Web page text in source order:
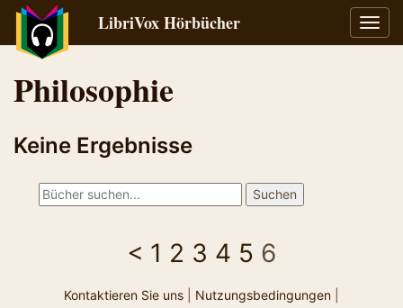
LibriVox Hörbücher
Philosophie
Keine Ergebnisse
< 1 2 3 4 5 6
Kontaktieren Sie uns Nutzungsbedingungen